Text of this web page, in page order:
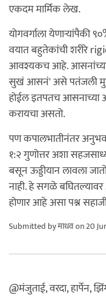
एकदम मार्मिक लेख.
योगवर्गाला येणार्‍यांपैकी
वयात बहुतेकांची शरीरे
आवश्यकच आहे. आसनांच्या
सुखं आसनं' असे पतंजली
होईल इतपतच आसनाच्या
करायचा असतो.
पण कपालभातीनंतर
१:२ गुणोत्तर अशा
बसून ऊड्डीयान लावला
नाही. हे सगळे
होणार आहे असा पश्न
Submitted byमाधवon 20
@मंजुताई, वरदा, हार्पेन,